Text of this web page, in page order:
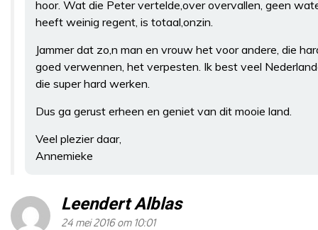
hoor. Wat die Peter vertelde,over overvallen, geen
heeft weinig regent, is totaal,onzin.
Jammer dat zo,n man en vrouw het voor andere, die
goed verwennen, het verpesten. Ik best veel
die super hard werken.
Dus ga gerust erheen en geniet van dit mooie land.
Veel plezier daar,
Annemieke
Leendert Alblas
24 mei 2016 om 10:01